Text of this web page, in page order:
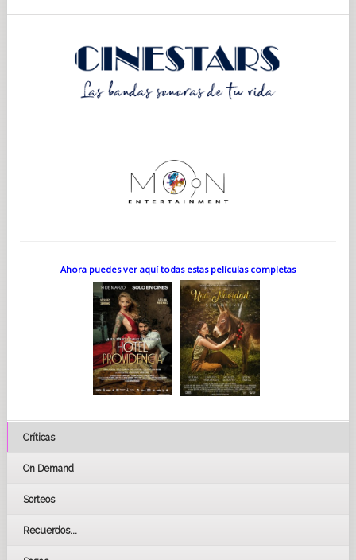
Ahora puedes ver aquí todas estas películas completas
Críticas
On Demand
Sorteos
Recuerdos...